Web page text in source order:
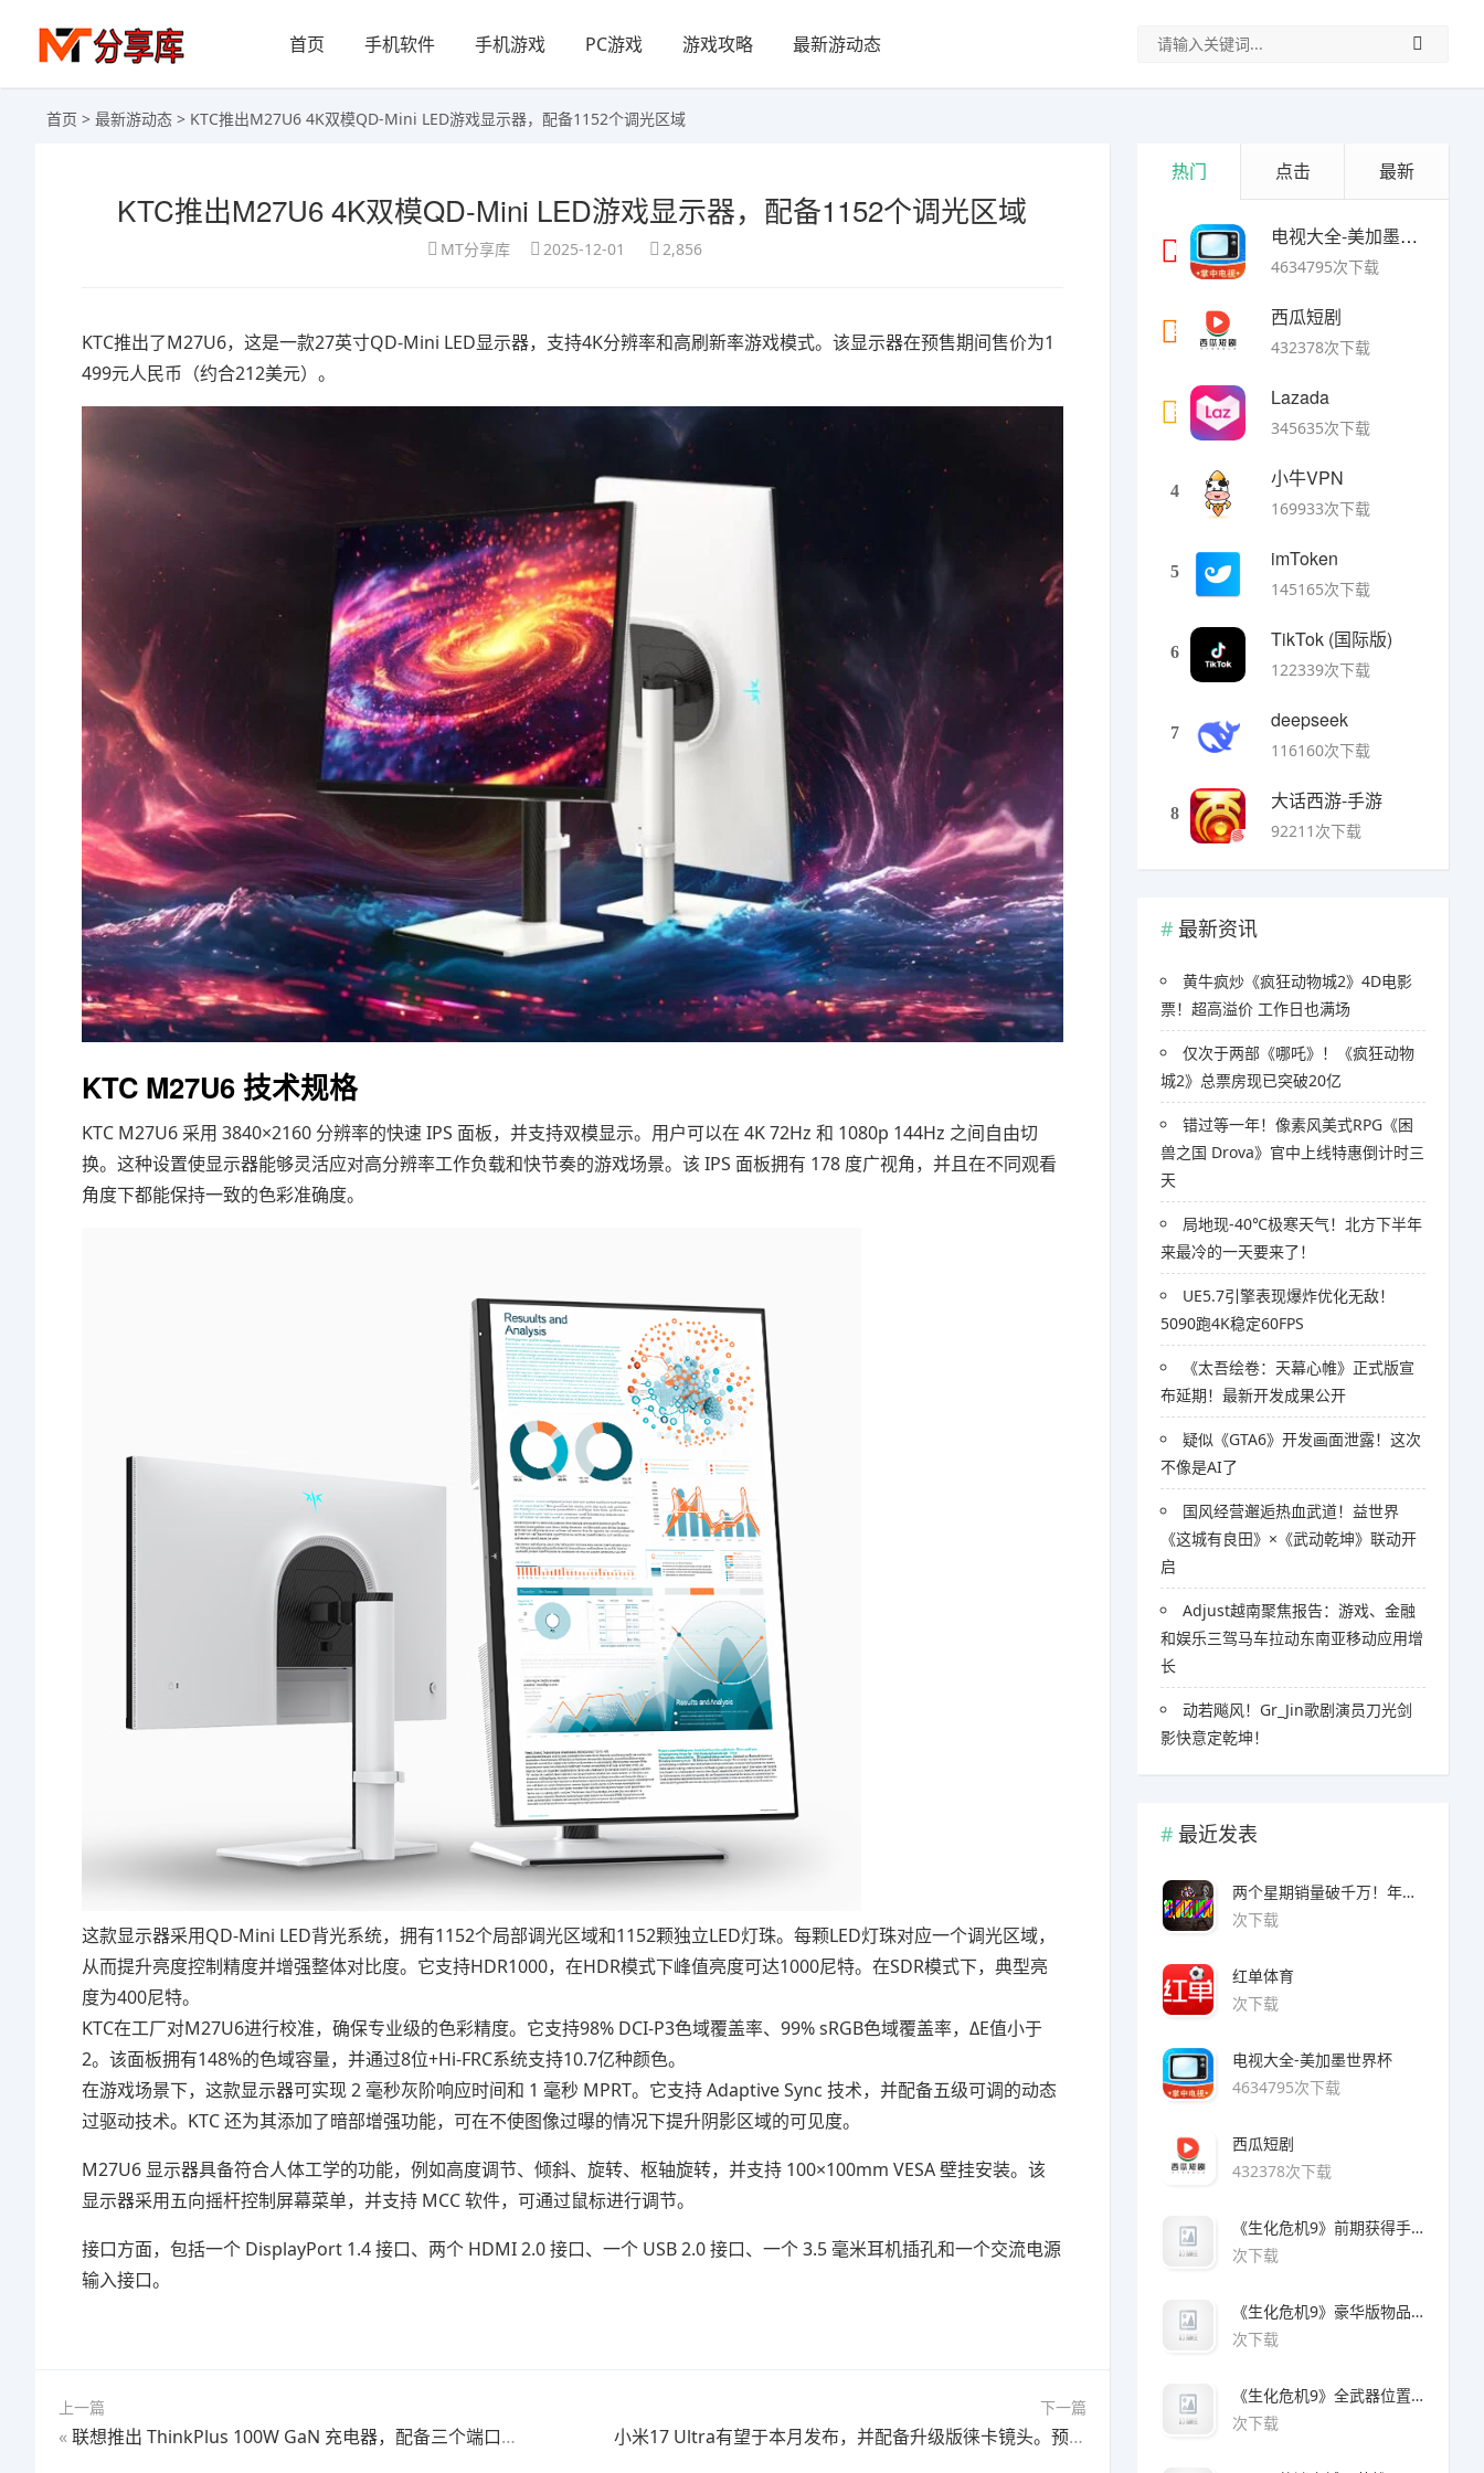
首页 手机软件 手机游戏 PC游戏 游戏攻略 最新游动态
首页 > 最新游动态 > KTC推出M27U6 4K双模QD-Mini LED游戏显示器，配备1152个调光区域
KTC推出M27U6 4K双模QD-Mini LED游戏显示器，配备1152个调光区域
MT分享库 2025-12-01 2,856
KTC推出了M27U6，这是一款27英寸QD-Mini LED显示器，支持4K分辨率和高刷新率游戏模式。该显示器在预售期间售价为1
499元人民币（约合212美元）。
KTC M27U6 技术规格
KTC M27U6 采用 3840×2160 分辨率的快速 IPS 面板，并支持双模显示。用户可以在 4K 72Hz 和 1080p 144Hz 之间自由切
换。这种设置使显示器能够灵活应对高分辨率工作负载和快节奏的游戏场景。该 IPS 面板拥有 178 度广视角，并且在不同观看
角度下都能保持一致的色彩准确度。
这款显示器采用QD-Mini LED背光系统，拥有1152个局部调光区域和1152颗独立LED灯珠。每颗LED灯珠对应一个调光区域，
从而提升亮度控制精度并增强整体对比度。它支持HDR1000，在HDR模式下峰值亮度可达1000尼特。在SDR模式下，典型亮
度为400尼特。
KTC在工厂对M27U6进行校准，确保专业级的色彩精度。它支持98% DCI-P3色域覆盖率、99% sRGB色域覆盖率，ΔE值小于
2。该面板拥有148%的色域容量，并通过8位+Hi-FRC系统支持10.7亿种颜色。
在游戏场景下，这款显示器可实现 2 毫秒灰阶响应时间和 1 毫秒 MPRT。它支持 Adaptive Sync 技术，并配备五级可调的动态
过驱动技术。KTC 还为其添加了暗部增强功能，可在不使图像过曝的情况下提升阴影区域的可见度。
M27U6 显示器具备符合人体工学的功能，例如高度调节、倾斜、旋转、枢轴旋转，并支持 100×100mm VESA 壁挂安装。该
显示器采用五向摇杆控制屏幕菜单，并支持 MCC 软件，可通过鼠标进行调节。
接口方面，包括一个 DisplayPort 1.4 接口、两个 HDMI 2.0 接口、一个 USB 2.0 接口、一个 3.5 毫米耳机插孔和一个交流电源
输入接口。
上一篇
«联想推出 ThinkPlus 100W GaN 充电器，配备三个端口和双 100W USB-C 输出。
下一篇
小米17 Ultra有望于本月发布，并配备升级版徕卡镜头。预计会在12月中下旬出货 »
热门 点击 最新
1
电视大全-美加墨世界杯
4634795次下载
2
西瓜短剧
432378次下载
3
Lazada
345635次下载
4
小牛VPN
169933次下载
5
imToken
145165次下载
6
TikTok (国际版)
122339次下载
7
deepseek
116160次下载
8
大话西游-手游
92211次下载
最新资讯
黄牛疯炒《疯狂动物城2》4D电影
票！超高溢价 工作日也满场
仅次于两部《哪吒》！《疯狂动物
城2》总票房现已突破20亿
错过等一年！像素风美式RPG《困
兽之国 Drova》官中上线特惠倒计时三
天
局地现-40℃极寒天气！北方下半年
来最冷的一天要来了！
UE5.7引擎表现爆炸优化无敌！
5090跑4K稳定60FPS
《太吾绘卷：天幕心帷》正式版宣
布延期！最新开发成果公开
疑似《GTA6》开发画面泄露！这次
不像是AI了
国风经营邂逅热血武道！益世界
《这城有良田》×《武动乾坤》联动开
启
Adjust越南聚焦报告：游戏、金融
和娱乐三驾马车拉动东南亚移动应用增
长
​​动若飚风！Gr_Jin歌剧演员刀光剑
影快意定乾坤！
最近发表
两个星期销量破千万！年度爆款诞生了 3A看了都眼红
次下载
红单体育
次下载
电视大全-美加墨世界杯
4634795次下载
西瓜短剧
432378次下载
《生化危机9》前期获得手枪方法
次下载
《生化危机9》豪华版物品领取方法
次下载
《生化危机9》全武器位置及解锁方法
次下载